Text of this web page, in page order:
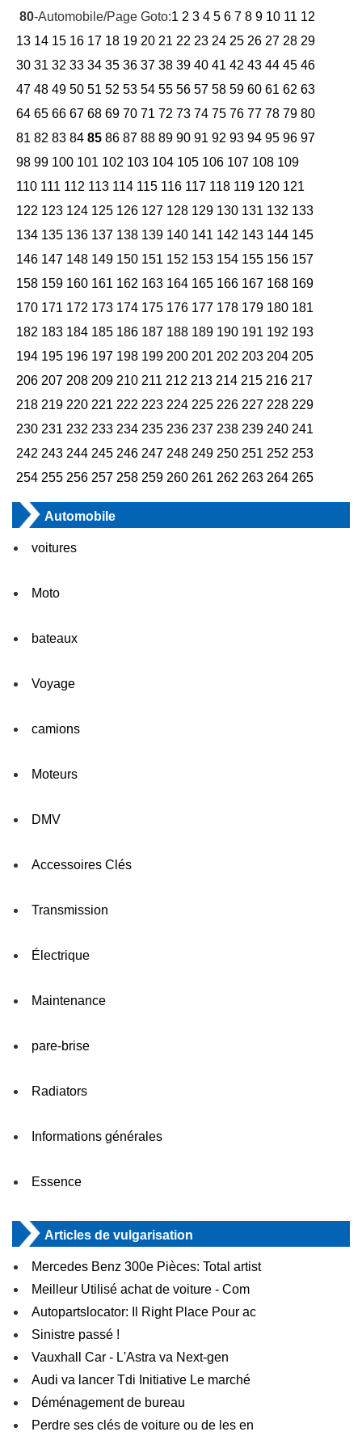
80-Automobile/Page Goto:1 2 3 4 5 6 7 8 9 10 11 12
13 14 15 16 17 18 19 20 21 22 23 24 25 26 27 28 29
30 31 32 33 34 35 36 37 38 39 40 41 42 43 44 45 46
47 48 49 50 51 52 53 54 55 56 57 58 59 60 61 62 63
64 65 66 67 68 69 70 71 72 73 74 75 76 77 78 79 80
81 82 83 84 85 86 87 88 89 90 91 92 93 94 95 96 97
98 99 100 101 102 103 104 105 106 107 108 109
110 111 112 113 114 115 116 117 118 119 120 121
122 123 124 125 126 127 128 129 130 131 132 133
134 135 136 137 138 139 140 141 142 143 144 145
146 147 148 149 150 151 152 153 154 155 156 157
158 159 160 161 162 163 164 165 166 167 168 169
170 171 172 173 174 175 176 177 178 179 180 181
182 183 184 185 186 187 188 189 190 191 192 193
194 195 196 197 198 199 200 201 202 203 204 205
206 207 208 209 210 211 212 213 214 215 216 217
218 219 220 221 222 223 224 225 226 227 228 229
230 231 232 233 234 235 236 237 238 239 240 241
242 243 244 245 246 247 248 249 250 251 252 253
254 255 256 257 258 259 260 261 262 263 264 265
Automobile
voitures
Moto
bateaux
Voyage
camions
Moteurs
DMV
Accessoires Clés
Transmission
Électrique
Maintenance
pare-brise
Radiators
Informations générales
Essence
Articles de vulgarisation
Mercedes Benz 300e Pièces: Total artist
Meilleur Utilisé achat de voiture - Com
Autopartslocator: Il Right Place Pour ac
Sinistre passé !
Vauxhall Car - L'Astra va Next-gen
Audi va lancer Tdi Initiative Le marché
Déménagement de bureau
Perdre ses clés de voiture ou de les en